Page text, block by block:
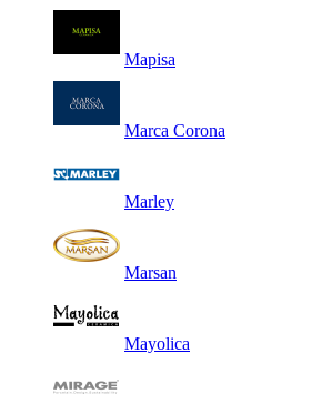
Mapisa
Marca Corona
Marley
Marsan
Mayolica